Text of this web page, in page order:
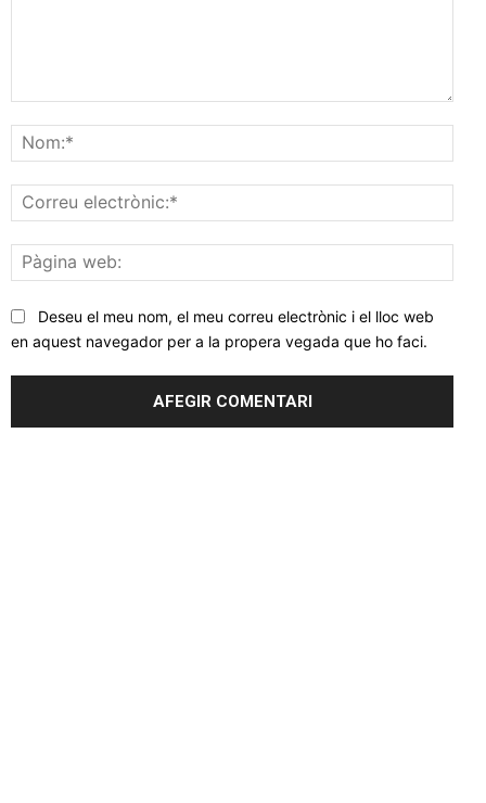
web:
Deseu el meu nom, el meu correu electrònic i el lloc web
en aquest navegador per a la propera vegada que ho faci.